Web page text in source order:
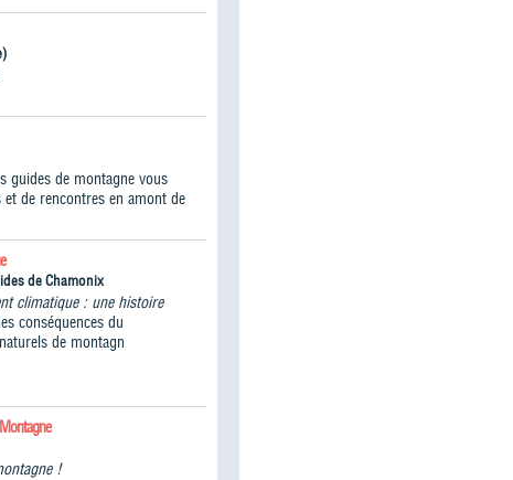
guides de montagne vous
de rencontres en amont de
de Chamonix
climatique : une histoire
conséquences du
de montagn
!